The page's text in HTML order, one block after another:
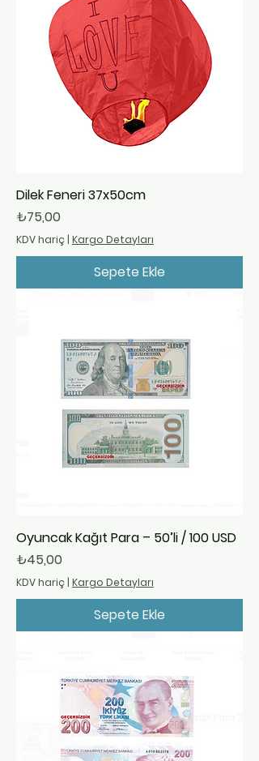
Dilek Feneri 37x50cm
Fiyat
₺75,00
KDV hariç | Kargo Detayları
Sepete Ekle
Oyuncak Kağıt Para – 50’li / 100 USD
Fiyat
₺45,00
KDV hariç | Kargo Detayları
Sepete Ekle